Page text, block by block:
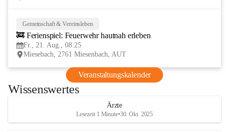
Gemeinschaft & Vereinsleben
🚒 Ferienspiel: Feuerwehr hautnah erleben
Fr., 21. Aug., 08:25
Miesebach, 2761 Miesenbach, AUT
Veranstaltungskalender
Wissenswertes
Ärzte
Lesezeit 1 Minute•30. Okt. 2025